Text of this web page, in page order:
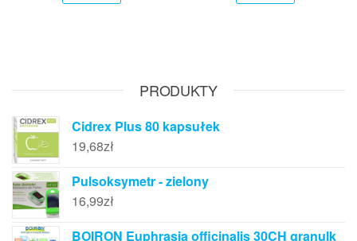
PRODUKTY
Cidrex Plus 80 kapsułek
19,68zł
Pulsoksymetr - zielony
16,99zł
BOIRON Euphrasia officinalis 30CH granulk